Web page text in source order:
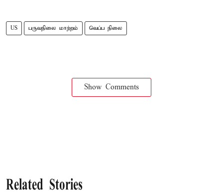
US பருவநிலை மாற்றம் வெப்ப நிலை
Show Comments
Related Stories